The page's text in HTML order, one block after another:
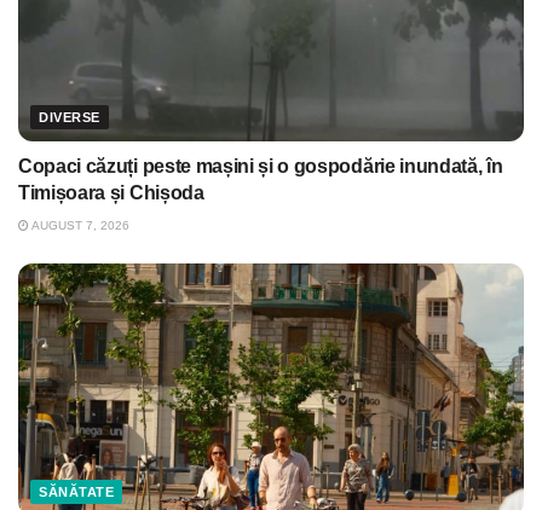
DIVERSE
Copaci căzuți peste mașini și o gospodărie inundată, în
Timișoara și Chișoda
AUGUST 7, 2026
SĂNĂTATE